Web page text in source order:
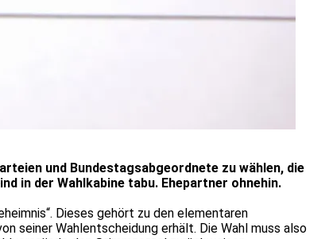
und Bundestagsabgeordnete zu wählen, die
in der Wahlkabine tabu. Ehepartner ohnehin.
Dieses gehört zu den elementaren
seiner Wahlentscheidung erhält. Die Wahl muss also